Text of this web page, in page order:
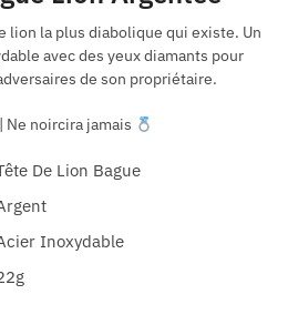
lion la plus diabolique qui existe. Un
avec des yeux diamants pour
de son propriétaire.
noircira jamais
De Lion Bague
Inoxydable